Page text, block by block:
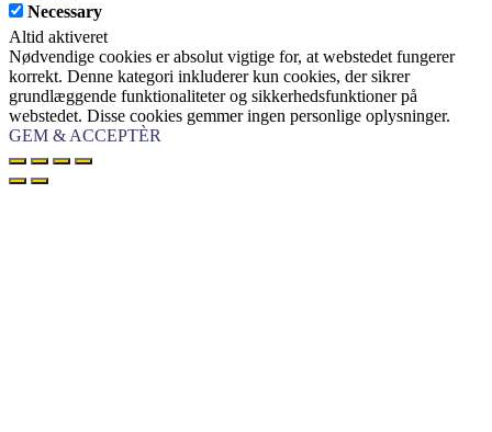
Necessary
Altid aktiveret
Nødvendige cookies er absolut vigtige for, at webstedet fungerer
korrekt. Denne kategori inkluderer kun cookies, der sikrer
grundlæggende funktionaliteter og sikkerhedsfunktioner på
webstedet. Disse cookies gemmer ingen personlige oplysninger.
GEM & ACCEPTÈR